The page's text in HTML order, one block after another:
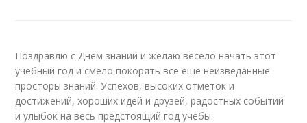
Поздравлю с Днём знаний и желаю весело начать этот
учебный год и смело покорять все ещё неизведанные
просторы знаний. Успехов, высоких отметок и
достижений, хороших идей и друзей, радостных событий
и улыбок на весь предстоящий год учёбы.